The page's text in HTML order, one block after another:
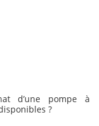
d’une pompe à
?